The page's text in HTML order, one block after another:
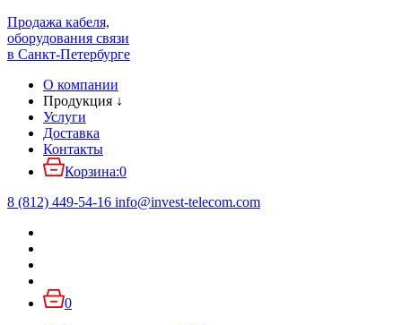
Продажа кабеля,
оборудования связи
в Санкт-Петербурге
О компании
Продукция ↓
Услуги
Доставка
Контакты
Корзина:0
8 (812) 449-54-16 info@invest-telecom.com
0